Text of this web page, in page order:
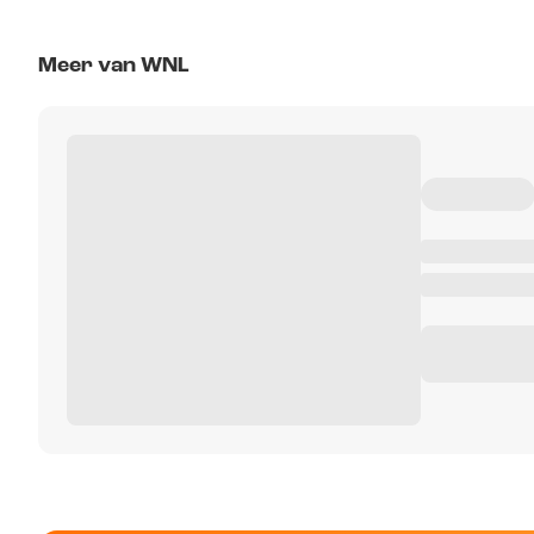
Meer van WNL